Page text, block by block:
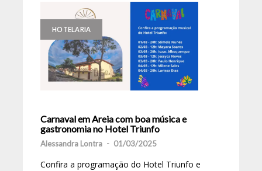
HOTELARIA
Carnaval em Areia com boa música e
gastronomia no Hotel Triunfo
Alessandra Lontra - 01/03/2025
Confira a programação do Hotel Triunfo e